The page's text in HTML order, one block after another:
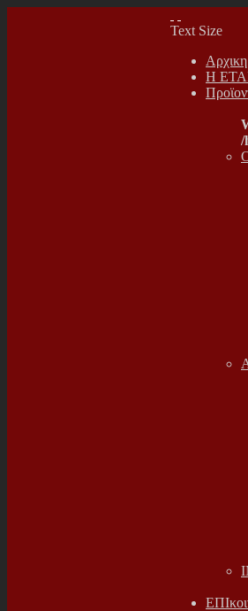
Text Size
Αρχικη
Η
/